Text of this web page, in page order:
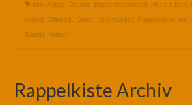
4x4 Allrad Desert Expeditionsmobil Honda Dax
Island
Offroad Oman Overlander, Rappelkiste shnt
Sands Wüste
Rappelkiste Archiv